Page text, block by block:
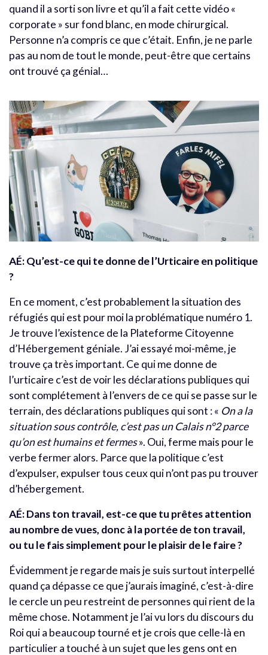
quand il a sorti son livre et qu’il a fait cette vidéo «
corporate » sur fond blanc, en mode chirurgical.
Personne n’a compris ce que c’était. Enfin, je ne parle
pas au nom de tout le monde, peut-être que certains
ont trouvé ça génial…
AÉ:Qu’est-ce qui te donne de l’Urticaire en politique
?
En ce moment, c’est probablement la situation des
réfugiés qui est pour moi la problématique numéro 1.
Je trouve l’existence de la Plateforme Citoyenne
d’Hébergement géniale. J’ai essayé moi-même, je
trouve ça très important. Ce qui me donne de
l’urticaire c’est de voir les déclarations publiques qui
sont complétement à l’envers de ce qui se passe sur le
terrain, des déclarations publiques qui sont : « On a la
situation sous contrôle, c’est pas un Calais n°2 parce
qu’on est humains et fermes». Oui, ferme mais pour le
verbe fermer alors. Parce que la politique c’est
d’expulser, expulser tous ceux qui n’ont pas pu trouver
d’hébergement.
AÉ:Dans ton travail, est-ce que tu prêtes attention
au nombre de vues, donc à la portée de ton travail,
ou tu le fais simplement pour le plaisir de le faire ?
Évidemment je regarde mais je suis surtout interpellé
quand ça dépasse ce que j’aurais imaginé, c’est-à-dire
le cercle un peu restreint de personnes qui rient de la
même chose. Notamment je l’ai vu lors du discours du
Roi qui a beaucoup tourné et je crois que celle-là en
particulier a touché à un sujet que les gens ont en